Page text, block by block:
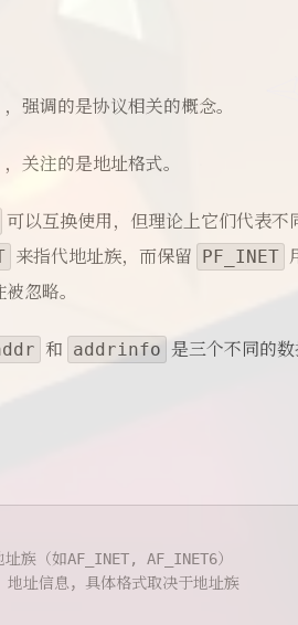
强调的是协议相关的概念。
关注的是地址格式。
可以互换使用，但理论上它们代表不
来指代地址族，而保留 PF_INET
忽略。
和 addrinfo 是三个不同的数
族（如AF_INET, AF_INET6）
址信息，具体格式取决于地址族